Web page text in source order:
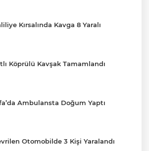
Kırsalında Kavga 8 Yaralı
Köprülü Kavşak Tamamlandı
Ambulansta Doğum Yaptı
Otomobilde 3 Kişi Yaralandı